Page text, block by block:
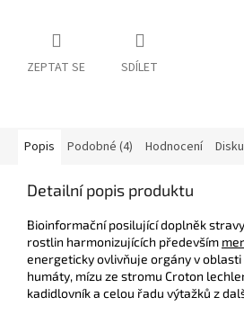
ZEPTAT SE SDÍLET
Popis Podobné (4) Hodnocení
Detailní popis produktu
Bioinformační posilující doplněk
rostlin harmonizujících především
energeticky ovlivňuje orgány v
humáty, mízu ze stromu Croton
kadidlovník a celou řadu výtažků z